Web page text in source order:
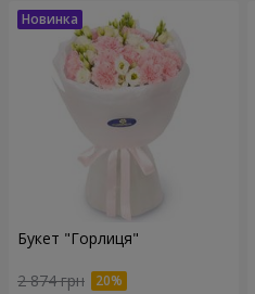
Букет "Горлиця"
2 874 грн